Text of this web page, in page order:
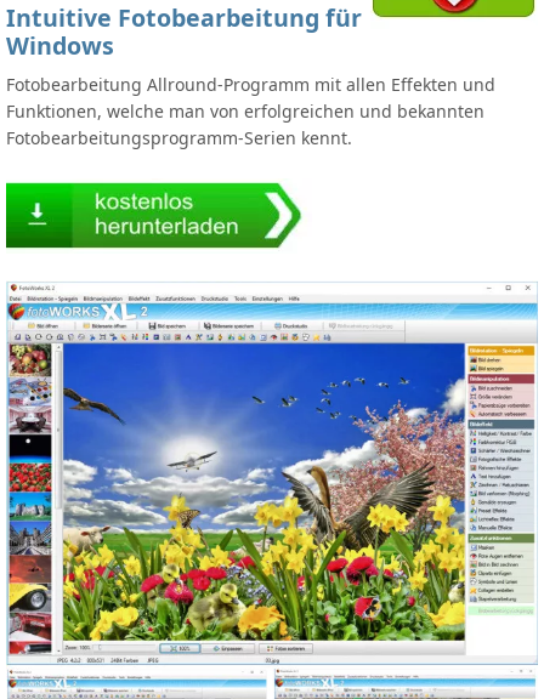
Intuitive Fotobearbeitung für
Windows
Fotobearbeitung Allround-Programm mit allen Effekten und
Funktionen, welche man von erfolgreichen und bekannten
Fotobearbeitungsprogramm-Serien kennt.